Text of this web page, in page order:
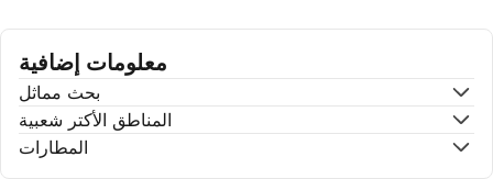
معلومات إضافية
بحث مماثل
المناطق الأكتر شعبية
المطارات